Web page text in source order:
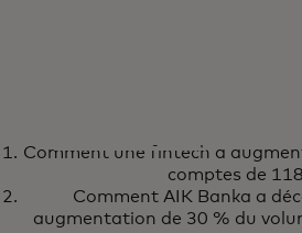
Virgin Money met
puissant partenariat
d’innovation avec
En savoir plus
Comment une fintech a
comptes de
Comment AIK Banka a
augmentation de 30 % du